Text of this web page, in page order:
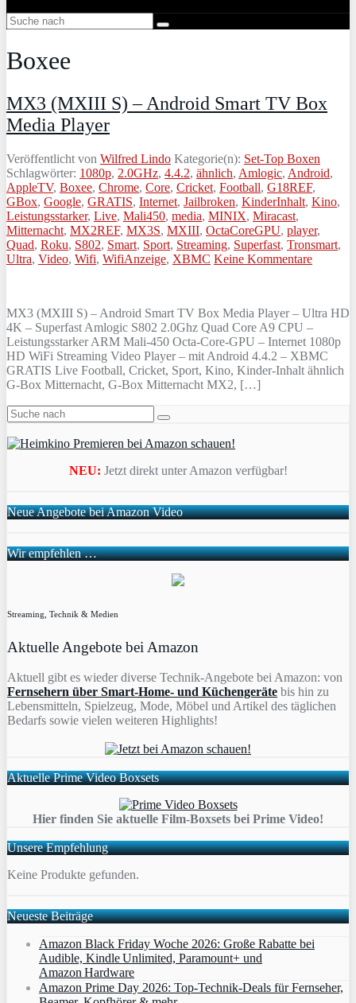
Boxee
MX3 (MXIII S) – Android Smart TV Box
Media Player
Veröffentlicht von Wilfred Lindo Kategorie(n): Set-Top Boxen
Schlagwörter: 1080p, 2.0GHz, 4.4.2, ähnlich, Amlogic, Android,
AppleTV, Boxee, Chrome, Core, Cricket, Football, G18REF,
GBox, Google, GRATIS, Internet, Jailbroken, KinderInhalt, Kino,
Leistungsstarker, Live, Mali450, media, MINIX, Miracast,
Mitternacht, MX2REF, MX3S, MXIII, OctaCoreGPU, player,
Quad, Roku, S802, Smart, Sport, Streaming, Superfast, Tronsmart,
Ultra, Video, Wifi, WifiAnzeige, XBMC Keine Kommentare
MX3 (MXIII S) – Android Smart TV Box Media Player – Ultra HD
4K – Superfast Amlogic S802 2.0Ghz Quad Core A9 CPU –
Leistungsstarker ARM Mali-450 Octa-Core-GPU – Internet 1080p
HD WiFi Streaming Video Player – mit Android 4.4.2 – XBMC
GRATIS Live Football, Cricket, Sport, Kino, Kinder-Inhalt ähnlich
G-Box Mitternacht, G-Box Mitternacht MX2, […]
NEU: Jetzt direkt unter Amazon verfügbar!
Neue Angebote bei Amazon Video
Wir empfehlen …
Streaming, Technik & Medien
Aktuelle Angebote bei Amazon
Aktuell gibt es wieder diverse Technik-Angebote bei Amazon: von
Fernsehern über Smart-Home- und Küchengeräte bis hin zu
Lebensmitteln, Spielzeug, Mode, Möbel und Artikel des täglichen
Bedarfs sowie vielen weiteren Highlights!
Aktuelle Prime Video Boxsets
Hier finden Sie aktuelle Film-Boxsets bei Prime Video!
Unsere Empfehlung
Keine Produkte gefunden.
Neueste Beiträge
Amazon Black Friday Woche 2026: Große Rabatte bei
Audible, Kindle Unlimited, Paramount+ und
Amazon Hardware
Amazon Prime Day 2026: Top-Technik-Deals für Fernseher,